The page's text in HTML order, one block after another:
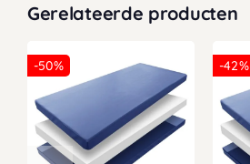
Gerelateerde producten
-50% -42%